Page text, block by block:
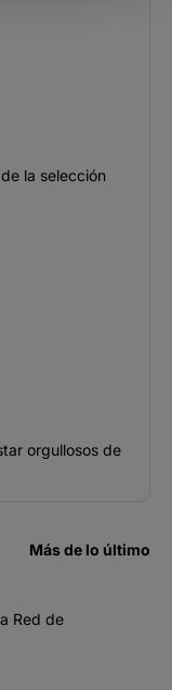
la selección
orgullosos de
Más de lo último
Red de